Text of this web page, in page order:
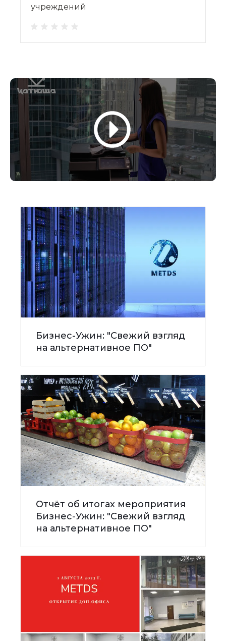
учреждений
Бизнес-Ужин: "Свежий взгляд
на альтернативное ПО"
Отчёт об итогах мероприятия
Бизнес-Ужин: "Свежий взгляд
на альтернативное ПО"